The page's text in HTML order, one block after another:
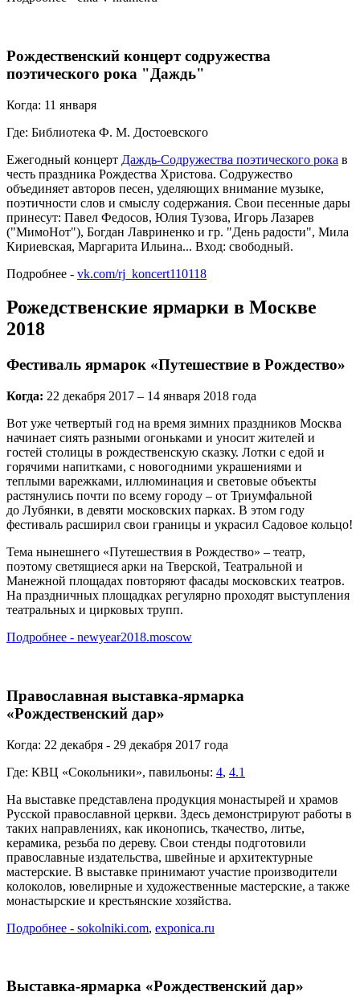
Рождественский концерт содружества
поэтического рока "Даждь"
Когда: 11 января
Где: Библиотека Ф. М. Достоевского
Ежегодный концерт Даждь-Содружества поэтического рока в
честь праздника Рождества Христова. Содружество
объединяет авторов песен, уделяющих внимание музыке,
поэтичности слов и смыслу содержания. Свои песенные дары
принесут: Павел Федосов, Юлия Тузова, Игорь Лазарев
("МимоНот"), Богдан Лавриненко и гр. "День радости", Мила
Кириевская, Маргарита Ильина... Вход: свободный.
Подробнее - vk.com/rj_koncert110118
Рожедственские ярмарки в Москве
2018
Фестиваль ярмарок «Путешествие в Рождество»
Когда: 22 декабря 2017 – 14 января 2018 года
Вот уже четвертый год на время зимних праздников Москва
начинает сиять разными огоньками и уносит жителей и
гостей столицы в рождественскую сказку. Лотки с едой и
горячими напитками, с новогодними украшениями и
теплыми варежками, иллюминация и световые объекты
растянулись почти по всему городу – от Триумфальной
до Лубянки, в девяти московских парках. В этом году
фестиваль расширил свои границы и украсил Садовое кольцо!
Тема нынешнего «Путешествия в Рождество» – театр,
поэтому светящиеся арки на Тверской, Театральной и
Манежной площадах повторяют фасады московских театров.
На праздничных площадках регулярно проходят выступления
театральных и цирковых трупп.
Подробнее - newyear2018.moscow
Православная выставка-ярмарка
«Рождественский дар»
Когда: 22 декабря - 29 декабря 2017 года
Где: КВЦ «Сокольники», павильоны: 4, 4.1
На выставке представлена продукция монастырей и храмов
Русской православной церкви. Здесь демонстрируют работы в
таких направлениях, как иконопись, ткачество, литье,
керамика, резьба по дереву. Свои стенды подготовили
православные издательства, швейные и архитектурные
мастерские. В выставке принимают участие производители
колоколов, ювелирные и художественные мастерские, а также
монастырские и крестьянские хозяйства.
Подробнее - sokolniki.com, exponica.ru
Выставка-ярмарка «Рождественский дар»